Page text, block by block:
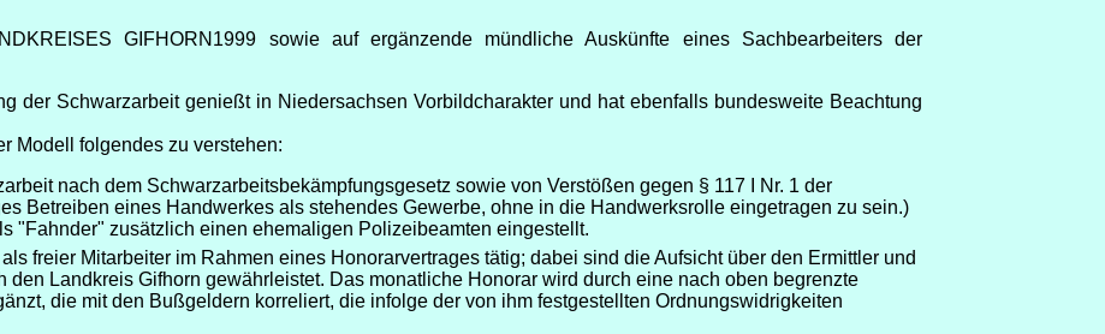
GIFHORN1999 sowie auf ergänzende mündliche Auskünfte eines Sachbearbeiters der
der Schwarzarbeit genießt in Niedersachsen Vorbildcharakter und hat ebenfalls bundesweite Beachtung
Modell folgendes zu verstehen:
nach dem Schwarzarbeitsbekämpfungsgesetz sowie von Verstößen gegen § 117 I Nr. 1 der
Betreiben eines Handwerkes als stehendes Gewerbe, ohne in die Handwerksrolle eingetragen zu sein.)
"Fahnder" zusätzlich einen ehemaligen Polizeibeamten eingestellt.
freier Mitarbeiter im Rahmen eines Honorarvertrages tätig; dabei sind die Aufsicht über den Ermittler und
den Landkreis Gifhorn gewährleistet. Das monatliche Honorar wird durch eine nach oben begrenzte
die mit den Bußgeldern korreliert, die infolge der von ihm festgestellten Ordnungswidrigkeiten